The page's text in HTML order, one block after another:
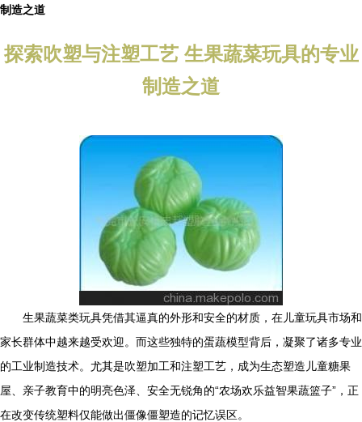
制造之道
探索吹塑与注塑工艺 生果蔬菜玩具的专业
制造之道
生果蔬菜类玩具凭借其逼真的外形和安全的材质，在儿童玩具市场和
家长群体中越来越受欢迎。而这些独特的蛋蔬模型背后，凝聚了诸多专业
的工业制造技术。尤其是吹塑加工和注塑工艺，成为生态塑造儿童糖果
屋、亲子教育中的明亮色泽、安全无锐角的“农场欢乐益智果蔬篮子”，正
在改变传统塑料仅能做出僵像僵塑造的记忆误区。